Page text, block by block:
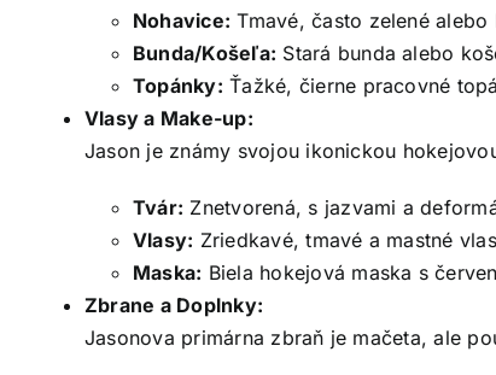
Nohavice: Tmavé, často zelené
Bunda/Košeľa: Stará bunda alebo
Topánky: Ťažké, čierne pracovné
Vlasy a Make-up:
Jason je známy svojou ikonickou
Tvár: Znetvorená, s jazvami a
Vlasy: Zriedkavé, tmavé a mastné
Maska: Biela hokejová maska s
Zbrane a Doplnky:
Jasonova primárna zbraň je mačeta, ale